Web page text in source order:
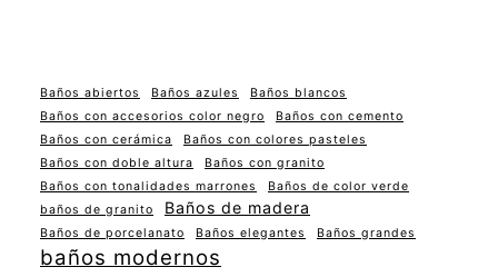
Baños abiertos Baños azules
Baños blancos
Baños con accesorios color negro
Baños con cemento
Baños con cerámica
Baños con colores pasteles
Baños con doble altura
Baños con granito
Baños con tonalidades marrones
Baños de color verde
baños de granito
Baños de madera
Baños de porcelanato Baños elegantes Baños grandes
baños modernos